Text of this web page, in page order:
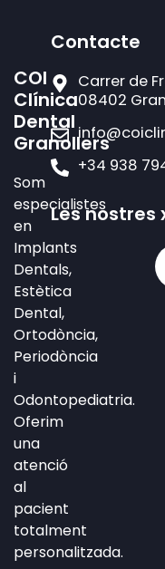
COI
Clínica
Dental
Granollers
Som
especialistes
en
Implants
Dentals,
Estètica
Dental,
Ortodòncia,
Periodòncia
i
Odontopediatria.
Oferim
una
atenció
al
pacient
totalment
personalitzada.
Contacte
Carrer de
08402
+34 938
Les nostres